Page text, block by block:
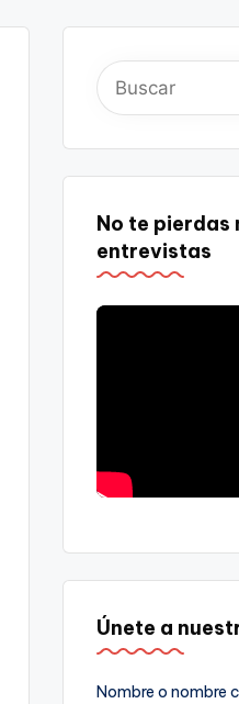
No te pierdas
entrevistas
Únete a
Nombre o nombre